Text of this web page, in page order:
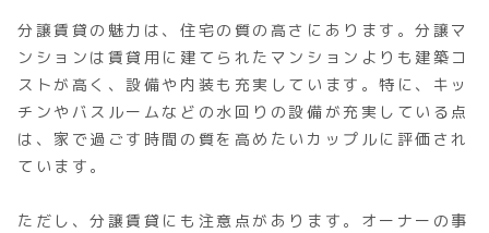
分譲賃貸の魅力は、住宅の質の高さにあります。分譲マ
ンションは賃貸用に建てられたマンションよりも建築コ
ストが高く、設備や内装も充実しています。特に、キッ
チンやバスルームなどの水回りの設備が充実している点
は、家で過ごす時間の質を高めたいカップルに評価され
ています。
ただし、分譲賃貸にも注意点があります。オーナーの事